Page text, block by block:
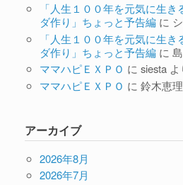
「人生１００年を元気に生
ダ作り」ちょっと予告編に
「人生１００年を元気に生
ダ作り」ちょっと予告編に
ママハピＥＸＰＯ に siestaよ
ママハピＥＸＰＯ に 鈴木恵
アーカイブ
2026年8月
2026年7月